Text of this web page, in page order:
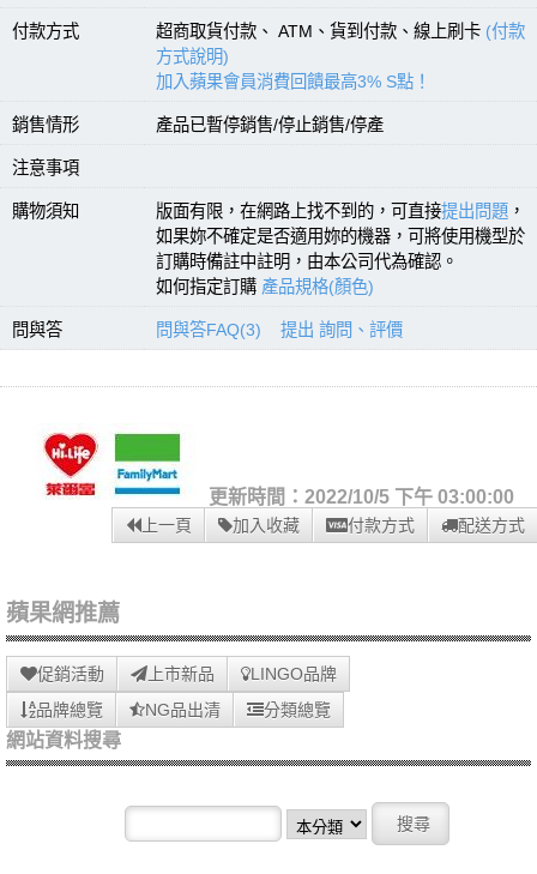
付款方式 超商取貨付款、 ATM、貨到付款、線上刷卡 (付款
方式說明)
加入蘋果會員消費回饋最高3% S點！
銷售情形 產品已暫停銷售/停止銷售/停產
注意事項
購物須知 版面有限，在網路上找不到的，可直接提出問題 ，
如果妳不確定是否適用妳的機器，可將使用機型於
訂購時備註中註明，由本公司代為確認。
如何指定訂購 產品規格(顏色)
問與答 問與答FAQ(3) 提出 詢問、評價
更新時間：2022/10/5 下午 03:00:00
上一頁 加入收藏 付款方式 配送方式
蘋果網推薦
促銷活動 上市新品
LINGO品牌
品牌總覽
NG品出清 分類總覽
網站資料搜尋